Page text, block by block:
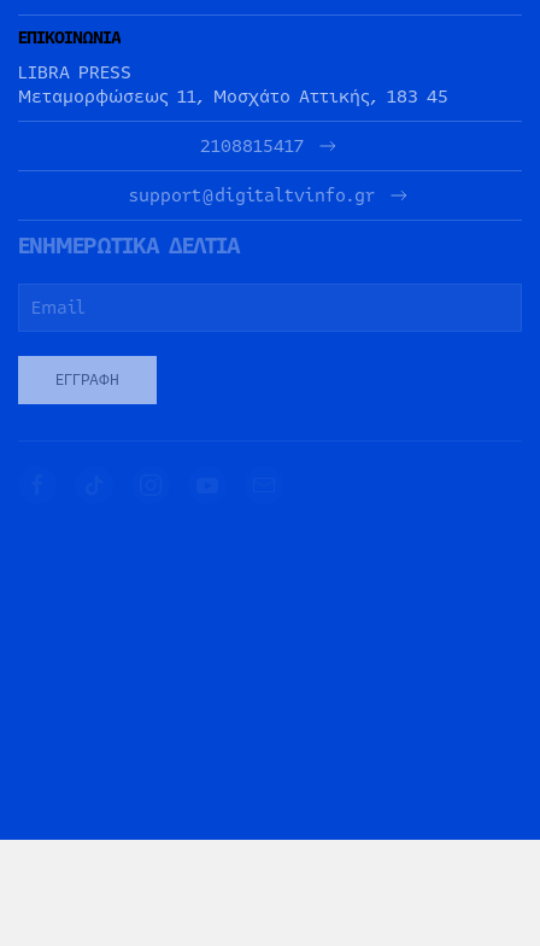
ΕΠΙΚΟΙΝΩΝΙΑ
LIBRA PRESS
Μεταμορφώσεως 11, Μοσχάτο Αττικής, 183 45
2108815417
support@digitaltvinfo.gr
ΕΝΗΜΕΡΩΤΙΚΑ ΔΕΛΤΙΑ
ΕΓΓΡΑΦΉ